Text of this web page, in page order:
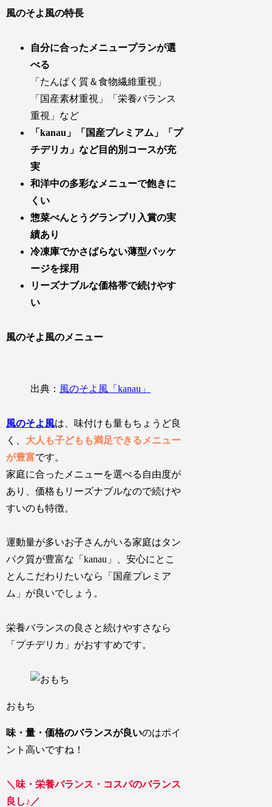
風のそよ風の特長
自分に合ったメニュープランが選
べる
「たんぱく質＆食物繊維重視」
「国産素材重視」「栄養バランス
重視」など
「kanau」「国産プレミアム」「プ
チデリカ」など目的別コースが充
実
和洋中の多彩なメニューで飽きに
くい
惣菜べんとうグランプリ入賞の実
績あり
冷凍庫でかさばらない薄型パッケ
ージを採用
リーズナブルな価格帯で続けやす
い
風のそよ風のメニュー
出典： 風のそよ風「kanau」
風のそよ風は、味付けも量もちょうど良
く、 大人も子どもも満足できるメニュー
が豊富です。
家庭に合ったメニューを選べる自由度が
あり、価格もリーズナブルなので続けや
すいのも特徴。
運動量が多いお子さんがいる家庭はタン
パク質が豊富な「kanau」、安心にとこ
とんこだわりたいなら「国産プレミア
ム」が良いでしょう。
栄養バランスの良さと続けやすさなら
「プチデリカ」がおすすめです。
おもち
味・量・価格のバランスが良いのはポイ
ント高いですね！
＼味・栄養バランス・コスパのバランス
良し♪／